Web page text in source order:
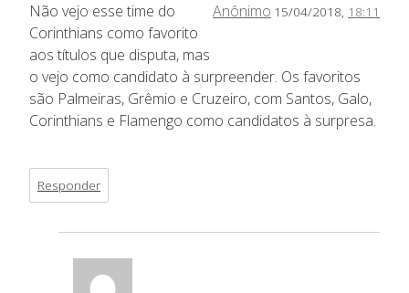
Anônimo 15/04/2018, 18:11
Não vejo esse time do
Corinthians como favorito
aos títulos que disputa, mas
o vejo como candidato à surpreender. Os favoritos
são Palmeiras, Grêmio e Cruzeiro, com Santos, Galo,
Corinthians e Flamengo como candidatos à surpresa.
Responder